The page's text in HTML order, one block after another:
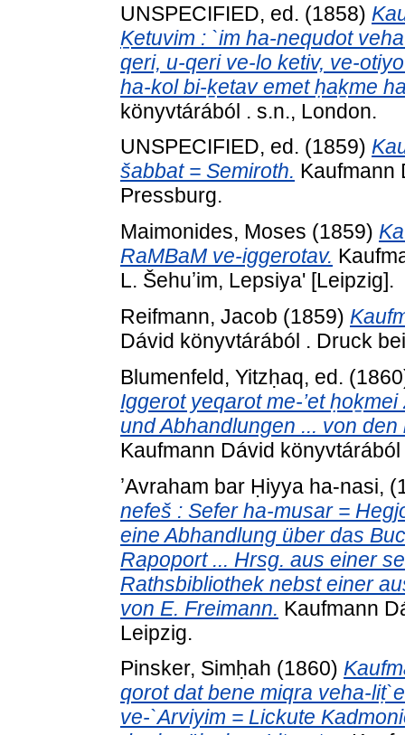
UNSPECIFIED, ed. (1858)
Ḵetuvim : `im ha-nequdot
qeri, u-qeri ve-lo ketiv, ve-
ha-kol bi-ḵetav emet ḥaḵme
könyvtárából . s.n., London.
UNSPECIFIED, ed. (1859)
šabbat = Semiroth. Kaufmann
Pressburg.
Maimonides, Moses (1859)
RaMBaM ve-iggerotav.
L. Šehuʼim, Lepsiya' [Leipzig].
Reifmann, Jacob (1859)
Dávid könyvtárából . Druck
Blumenfeld, Yitzḥaq, ed.
Iggerot yeqarot me-’et
und Abhandlungen ... von
Kaufmann Dávid
ʼAvraham bar Ḥiyya ha-nasi,
nefeš : Sefer ha-musar =
eine Abhandlung über das
Rapoport ... Hrsg. aus einer
Rathsbibliothek nebst einer
von E. Freimann. Kaufmann
Leipzig.
Pinsker, Simḥah (1860)
qorot dat bene miqra veha-
ve-`Arviyim = Lickute